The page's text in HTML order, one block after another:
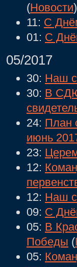
(Новости)
11: С
01: С
05/2017
30: Наш
30: В
24: План
июнь
23:
12:
12: Наш
09: С
05: В
Победы (
05: